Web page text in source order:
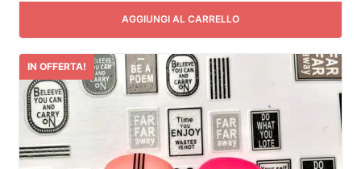
AGGIUNGI AL CARRELLO
IN OFFERTA!